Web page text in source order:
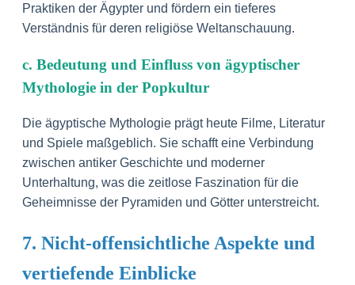
Praktiken der Ägypter und fördern ein tieferes
Verständnis für deren religiöse Weltanschauung.
c. Bedeutung und Einfluss von ägyptischer
Mythologie in der Popkultur
Die ägyptische Mythologie prägt heute Filme, Literatur
und Spiele maßgeblich. Sie schafft eine Verbindung
zwischen antiker Geschichte und moderner
Unterhaltung, was die zeitlose Faszination für die
Geheimnisse der Pyramiden und Götter unterstreicht.
7. Nicht-offensichtliche Aspekte und
vertiefende Einblicke